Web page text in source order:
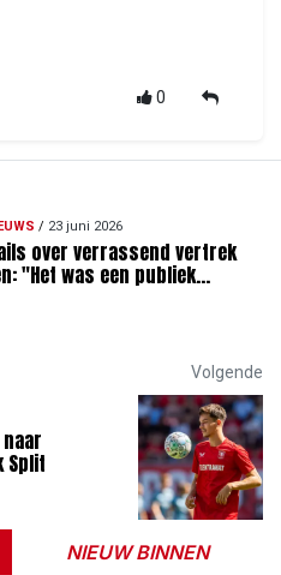
0
/ 23 juni 2026
over verrassend vertrek
"Het was een publiek
Volgende
Split
NIEUW BINNEN